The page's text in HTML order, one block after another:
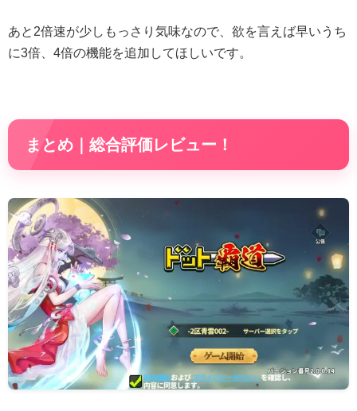
あと2倍速が少しもっさり気味なので、欲を言えば早いうち
に3倍、4倍の機能を追加してほしいです。
まとめ｜総合評価レビュー！